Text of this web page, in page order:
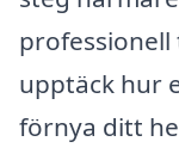
professionell
upptäck hur
förnya ditt